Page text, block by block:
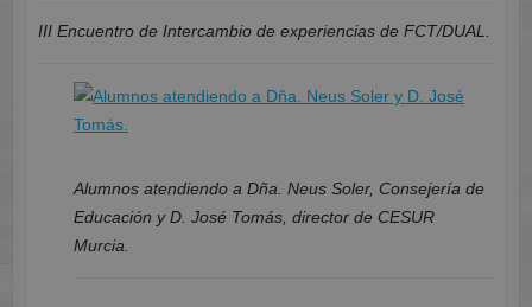
III Encuentro de Intercambio de experiencias de FCT/DUAL.
Alumnos atendiendo a Dña. Neus Soler, Consejería de
Educación y D. José Tomás, director de CESUR
Murcia.